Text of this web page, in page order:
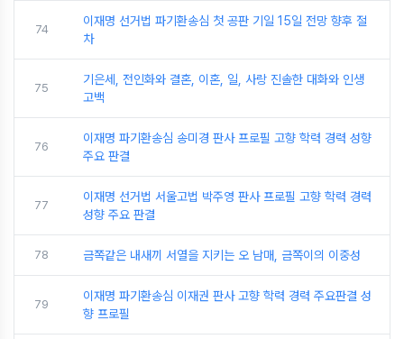
74
이재명 선거법 파기환송심 첫 공판 기일 15일 전망 향후 절
차
75
기은세, 전인화와 결혼, 이혼, 일, 사랑 진솔한 대화와 인생
고백
76
이재명 파기환송심 송미경 판사 프로필 고향 학력 경력 성향
주요 판결
77
이재명 선거법 서울고법 박주영 판사 프로필 고향 학력 경력
성향 주요 판결
78 금쪽같은 내새끼 서열을 지키는 오 남매, 금쪽이의 이중성
79
이재명 파기환송심 이재권 판사 고향 학력 경력 주요판결 성
향 프로필